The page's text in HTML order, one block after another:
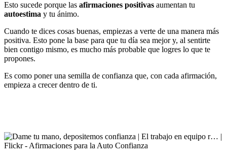
Esto sucede porque las afirmaciones positivas aumentan tu
autoestima y tu ánimo.
Cuando te dices cosas buenas, empiezas a verte de una manera más
positiva. Esto pone la base para que tu día sea mejor y, al sentirte
bien contigo mismo, es mucho más probable que logres lo que te
propones.
Es como poner una semilla de confianza que, con cada afirmación,
empieza a crecer dentro de ti.